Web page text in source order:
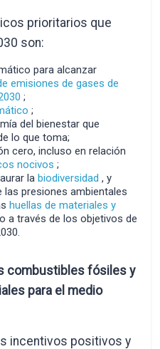
prioritarios que
son:
para alcanzar
emisiones de gases de
;
;
del bienestar que
lo que toma;
cero, incluso en relación
nocivos ;
labiodiversidad , y
presiones ambientales
huellas de materiales y
a través de los objetivos de
combustibles fósiles y
para el medio
incentivos positivos y